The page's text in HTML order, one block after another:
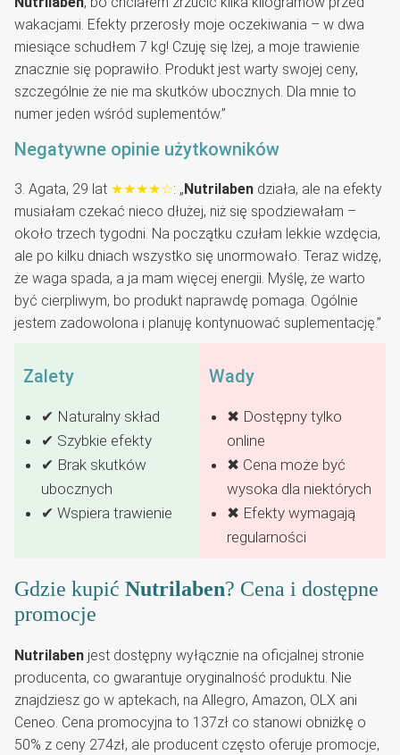
wakacjami. Efekty przerosły moje oczekiwania – w dwa
miesiące schudłem 7 kg! Czuję się lżej, a moje trawienie
znacznie się poprawiło. Produkt jest warty swojej ceny,
szczególnie że nie ma skutków ubocznych. Dla mnie to
numer jeden wśród suplementów.”
Negatywne opinie użytkowników
3. Agata, 29 lat ★★★★☆: „Nutrilaben działa, ale na efekty
musiałam czekać nieco dłużej, niż się spodziewałam –
około trzech tygodni. Na początku czułam lekkie wzdęcia,
ale po kilku dniach wszystko się unormowało. Teraz widzę,
że waga spada, a ja mam więcej energii. Myślę, że warto
być cierpliwym, bo produkt naprawdę pomaga. Ogólnie
jestem zadowolona i planuję kontynuować suplementację.”
Zalety
✔ Naturalny skład
✔ Szybkie efekty
✔ Brak skutków
ubocznych
✔ Wspiera trawienie
Wady
✖ Dostępny tylko
online
✖ Cena może być
wysoka dla niektórych
✖ Efekty wymagają
regularności
Gdzie kupić Nutrilaben? Cena i dostępne
promocje
Nutrilaben jest dostępny wyłącznie na oficjalnej stronie
producenta, co gwarantuje oryginalność produktu. Nie
znajdziesz go w aptekach, na Allegro, Amazon, OLX ani
Ceneo. Cena promocyjna to 137zł co stanowi obniżkę o
50% z ceny 274zł, ale producent często oferuje promocje,